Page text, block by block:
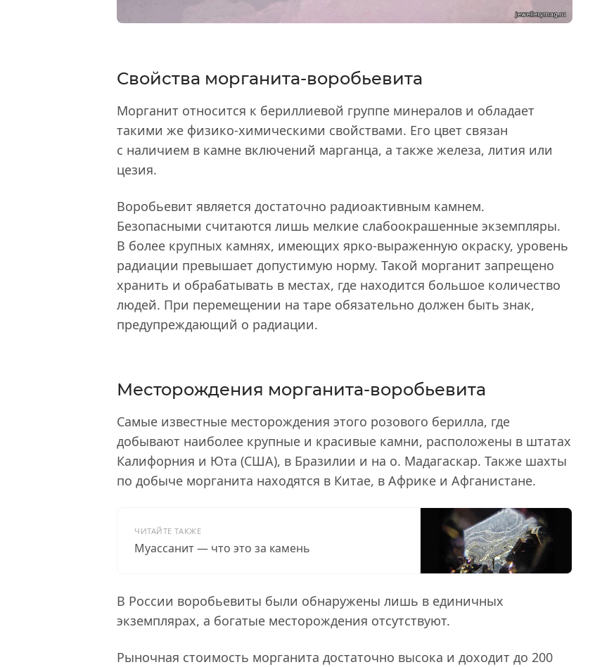
Свойства морганита-воробьевита
Морганит относится к бериллиевой группе минералов и обладает
такими же физико-химическими свойствами. Его цвет связан
с наличием в камне включений марганца, а также железа, лития или
цезия.
Воробьевит является достаточно радиоактивным камнем.
Безопасными считаются лишь мелкие слабоокрашенные экземпляры.
В более крупных камнях, имеющих ярко-выраженную окраску, уровень
радиации превышает допустимую норму. Такой морганит запрещено
хранить и обрабатывать в местах, где находится большое количество
людей. При перемещении на таре обязательно должен быть знак,
предупреждающий о радиации.
Месторождения морганита-воробьевита
Самые известные месторождения этого розового берилла, где
добывают наиболее крупные и красивые камни, расположены в штатах
Калифорния и Юта (США), в Бразилии и на о. Мадагаскар. Также шахты
по добыче морганита находятся в Китае, в Африке и Афганистане.
ЧИТАЙТЕ ТАКЖЕ
Муассанит — что это за камень
В России воробьевиты были обнаружены лишь в единичных
экземплярах, а богатые месторождения отсутствуют.
Рыночная стоимость морганита достаточно высока и доходит до 200